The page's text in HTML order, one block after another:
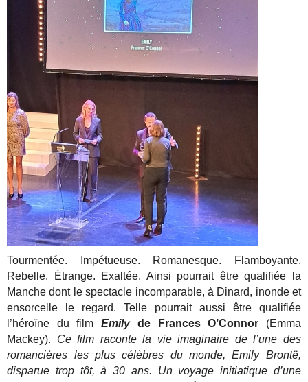
Tourmentée. Impétueuse. Romanesque. Flamboyante.
Rebelle. Étrange. Exaltée. Ainsi pourrait être qualifiée la
Manche dont le spectacle incomparable, à Dinard, inonde et
ensorcelle le regard. Telle pourrait aussi être qualifiée
l’héroïne du filmEmilyde Frances O’Connor (Emma
Mackey). Ce film raconte la vie imaginaire de l’une des
romancières les plus célèbres du monde, Emily Brontë,
disparue trop tôt, à 30 ans. Un voyage initiatique d’une